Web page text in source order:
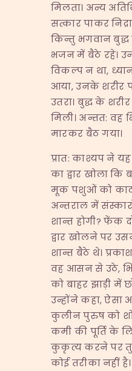
मिलता। अन्य
सत्कार पाकर
किन्तु भगवान बुद्ध
भजन में बैठे रहे।
विकल्प न था,
आया, उनके शरीर
उतरा। बुद्ध के
मिली। अन्तत: वह
मारकर बैठ गया।
प्रात: काश्यप ने
का द्वार खोला कि
मूक पशुओं को
अन्तराल में
शान्त होगी? फेंक
द्वार खोलने पर
शान्त बैठे थे।
वह आसन से उठे,
को बाहर झाड़ी में
उन्होंने कहा,
कुलीन पुरुष को
कमी की पूर्ति के
कुकृत्य करने पर
कोई तरीका नहीं